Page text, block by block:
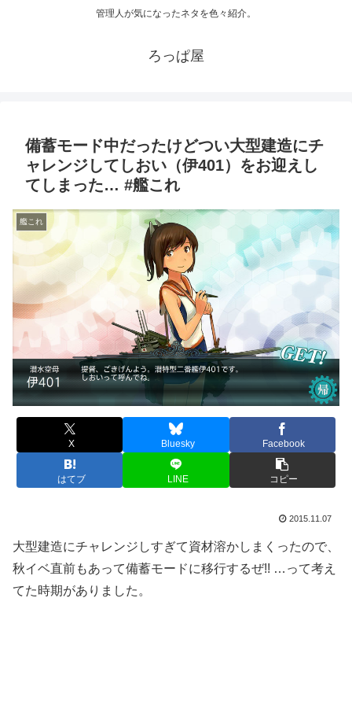
管理人が気になったネタを色々紹介。
ろっぱ屋
備蓄モード中だったけどつい大型建造にチ
ャレンジしてしおい（伊401）をお迎えし
てしまった… #艦これ
艦これ
X Bluesky Facebook
はてブ LINE コピー
2015.11.07
大型建造にチャレンジしすぎて資材溶かしまくったので、
秋イベ直前もあって備蓄モードに移行するぜ!! …って考え
てた時期がありました。